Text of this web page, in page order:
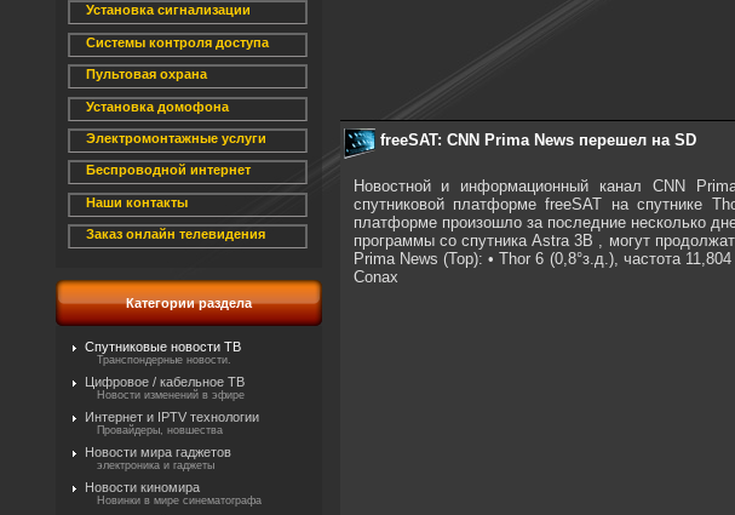
Установка сигнализации
Системы контроля доступа
Пультовая охрана
Установка домофона
Электромонтажные услуги
Беспроводной интернет
Наши контакты
Заказ онлайн телевидения
Категории раздела
Спутниковые новости ТВ
Транспондерные новости.
Цифровое / кабельное ТВ
Новости изменений в эфире
Интернет и IPTV технологии
Провайдеры, новшества
Новости мира гаджетов
электроника и гаджеты
Новости киномира
Новинки в мире синематографа
freeSAT: CNN Prima News перешел на SD
Новостной и информационный канал CNN
спутниковой платформе freeSAT на спутнике
платформе произошло за последние несколько
программы со спутника Astra 3B , могут
Prima News (Тор): • Thor 6 (0,8°з.д.), частота
Conax